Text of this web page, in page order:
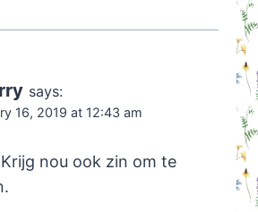
says:
16, 2019 at 12:43 am
nou ook zin om te